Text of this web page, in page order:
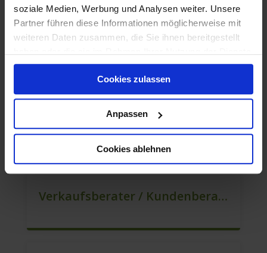
soziale Medien, Werbung und Analysen weiter. Unsere
Partner führen diese Informationen möglicherweise mit
weiteren Daten zusammen, die Sie ihnen bereitgestellt
gesammelt haben.
Cookies zulassen
Anpassen
Cookies ablehnen
Mitarbeiter Verkauf – Festanstellung (m/w/d)
Berater Im Vertrieb Als Sofortanstellung (m/w/d)
Verkaufsberater / Kundenberater (m/w/d)